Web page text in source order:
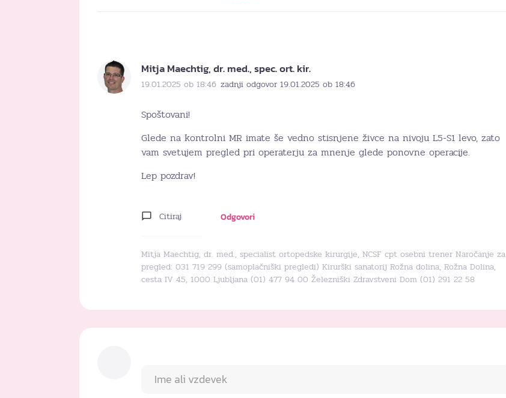
Mitja Maechtig, dr. med., spec. ort. kir.
19.01.2025 ob 18:46 zadnji odgovor 19.01.2025 ob 18:46
Spoštovani!
Glede na kontrolni MR imate še vedno stisnjene živce na nivoju L5-S1 levo, zato
vam svetujem pregled pri operaterju za mnenje glede ponovne operacije.
Lep pozdrav!
Citiraj Odgovori
Mitja Maechtig, dr. med., specialist ortopedske kirurgije, NCSF cpt osebni trener Naročanje za
pregled: 031 719 299 (samoplačniški pregledi) Kirurški sanatorij Rožna dolina, Rožna Dolina,
cesta IV 45, 1000 Ljubljana (01) 477 94 00 Železniški Zdravstveni Dom (01) 291 22 58